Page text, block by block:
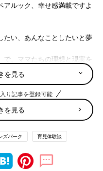
ルック、幸せ感満載ですよ
たい、あんなことしたいと夢
で、ママたちの理想と現実を
ルカラーでフレアスカートの
。実際は…。すでにアラフォ
…！」
どもを外出させる準備だけ
を見る
り記事を登録可能
を見る
ズパーク 育児体験談